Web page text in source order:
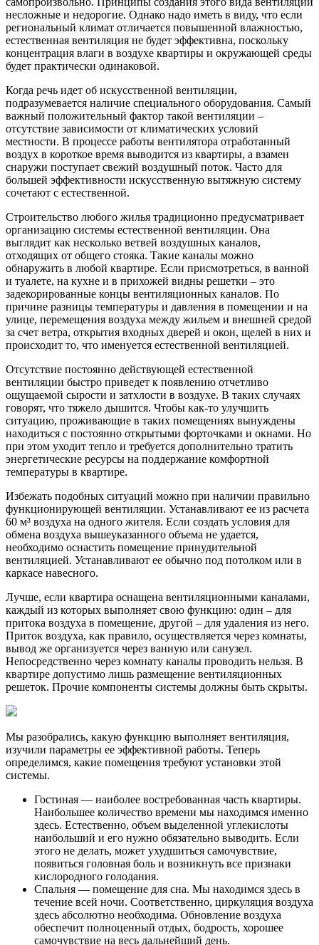
несложные и недорогие. Однако надо иметь в виду, что если
региональный климат отличается повышенной влажностью,
естественная вентиляция не будет эффективна, поскольку
концентрация влаги в воздухе квартиры и окружающей среды
будет практически одинаковой.
Когда речь идет об искусственной вентиляции,
подразумевается наличие специального оборудования. Самый
важный положительный фактор такой вентиляции –
отсутствие зависимости от климатических условий
местности. В процессе работы вентилятора отработанный
воздух в короткое время выводится из квартиры, а взамен
снаружи поступает свежий воздушный поток. Часто для
большей эффективности искусственную вытяжную систему
сочетают с естественной.
Строительство любого жилья традиционно предусматривает
организацию системы естественной вентиляции. Она
выглядит как несколько ветвей воздушных каналов,
отходящих от общего стояка. Такие каналы можно
обнаружить в любой квартире. Если присмотреться, в ванной
и туалете, на кухне и в прихожей видны решетки – это
задекорированные концы вентиляционных каналов. По
причине разницы температуры и давления в помещении и на
улице, перемещения воздуха между жильем и внешней средой
за счет ветра, открытия входных дверей и окон, щелей в них и
происходит то, что именуется естественной вентиляцией.
Отсутствие постоянно действующей естественной
вентиляции быстро приведет к появлению отчетливо
ощущаемой сырости и затхлости в воздухе. В таких случаях
говорят, что тяжело дышится. Чтобы как-то улучшить
ситуацию, проживающие в таких помещениях вынуждены
находиться с постоянно открытыми форточками и окнами. Но
при этом уходит тепло и требуется дополнительно тратить
энергетические ресурсы на поддержание комфортной
температуры в квартире.
Избежать подобных ситуаций можно при наличии правильно
функционирующей вентиляции. Устанавливают ее из расчета
60 м³ воздуха на одного жителя. Если создать условия для
обмена воздуха вышеуказанного объема не удается,
необходимо оснастить помещение принудительной
вентиляцией. Устанавливают ее обычно под потолком или в
каркасе навесного.
Лучше, если квартира оснащена вентиляционными каналами,
каждый из которых выполняет свою функцию: один – для
притока воздуха в помещение, другой – для удаления из него.
Приток воздуха, как правило, осуществляется через комнаты,
вывод же организуется через ванную или санузел.
Непосредственно через комнату каналы проводить нельзя. В
квартире допустимо лишь размещение вентиляционных
решеток. Прочие компоненты системы должны быть скрыты.
Мы разобрались, какую функцию выполняет вентиляция,
изучили параметры ее эффективной работы. Теперь
определимся, какие помещения требуют установки этой
системы.
Гостиная — наиболее востребованная часть квартиры.
Наибольшее количество времени мы находимся именно
здесь. Естественно, объем выделенной углекислоты
наибольший и его нужно обязательно выводить. Если
этого не делать, может ухудшиться самочувствие,
появиться головная боль и возникнуть все признаки
кислородного голодания.
Спальня — помещение для сна. Мы находимся здесь в
течение всей ночи. Соответственно, циркуляция воздуха
здесь абсолютно необходима. Обновление воздуха
обеспечит полноценный отдых, бодрость, хорошее
самочувствие на весь дальнейший день.